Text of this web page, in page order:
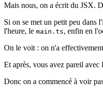
Mais nous, on a écrit du JSX.
Si on se met un petit peu dans
l'heure, le main.ts, enfin en
On le voit : on n'a
Et après, vous avez pareil
Donc on a commencé à voir